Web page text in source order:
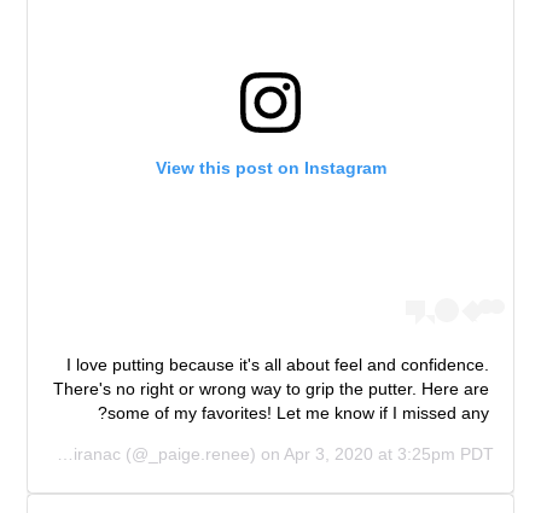
View this post on Instagram
I love putting because it's all about feel and confidence.
There's no right or wrong way to grip the putter. Here are
some of my favorites! Let me know if I missed any?
Paige Spiranac(@_paige.renee) on Apr 3, 2020 at 3:25pm PDT